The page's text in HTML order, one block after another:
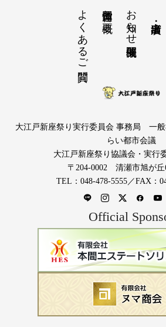
お知らせ開催概要
運営団体と概要
よくあるご質問
大江戸新座祭り実行委員会 事務局 一
らい都市会議
大江戸新座祭り協議会・実行
〒204-0002 清瀬市旭が丘
TEL：048-478-5555／FAX：
Official